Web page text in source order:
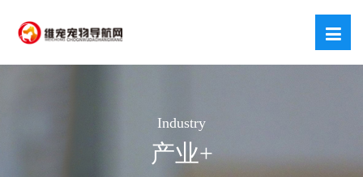
Industry
产业+